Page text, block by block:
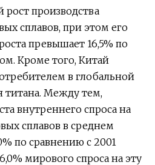
производства
сплавов, при этом его
превышает 16,5% по
Кроме того, Китай
в глобальной
титана. Между тем,
внутреннего спроса на
сплавов в среднем
по сравнению с 2001
мирового спроса на эту